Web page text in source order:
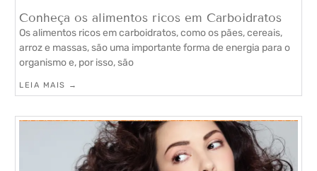
Conheça os alimentos ricos em Carboidratos
Os alimentos ricos em carboidratos, como os pães, cereais,
arroz e massas, são uma importante forma de energia para o
organismo e, por isso, são
LEIA MAIS →